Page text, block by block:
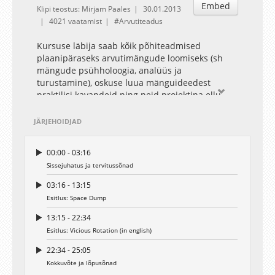
Embed
Klipi teostus: Mirjam Paales
30.01.2013
4021 vaatamist
Arvutiteadus
Kursuse läbija saab kõik põhiteadmised
plaanipäraseks arvutimängude loomiseks (sh
mängude psühholoogia, analüüs ja
turustamine), oskuse luua mänguideedest
praktilisi kavandeid ning neid projektina ellu
arvutimängukavand ning koos tiimiga ka
partnerite leidmisel ning oma mängude
turustamisel pärast kursuse läbimist.
Loengukursus toimus ESF projekti "Informaatika
ja infotehnoloogia magistriõppekavade
arendamine Tartu Ülikooli arvutiteaduse
instituudis koostöös Eesti
infotehnoloogiaettevõtetega" raames.
JÄRJEHOIDJAD
00:00 - 03:16
Sissejuhatus ja tervitussõnad
03:16 - 13:15
Esitlus: Space Dump
13:15 - 22:34
Esitlus: Vicious Rotation (in english)
22:34 - 25:05
Kokkuvõte ja lõpusõnad